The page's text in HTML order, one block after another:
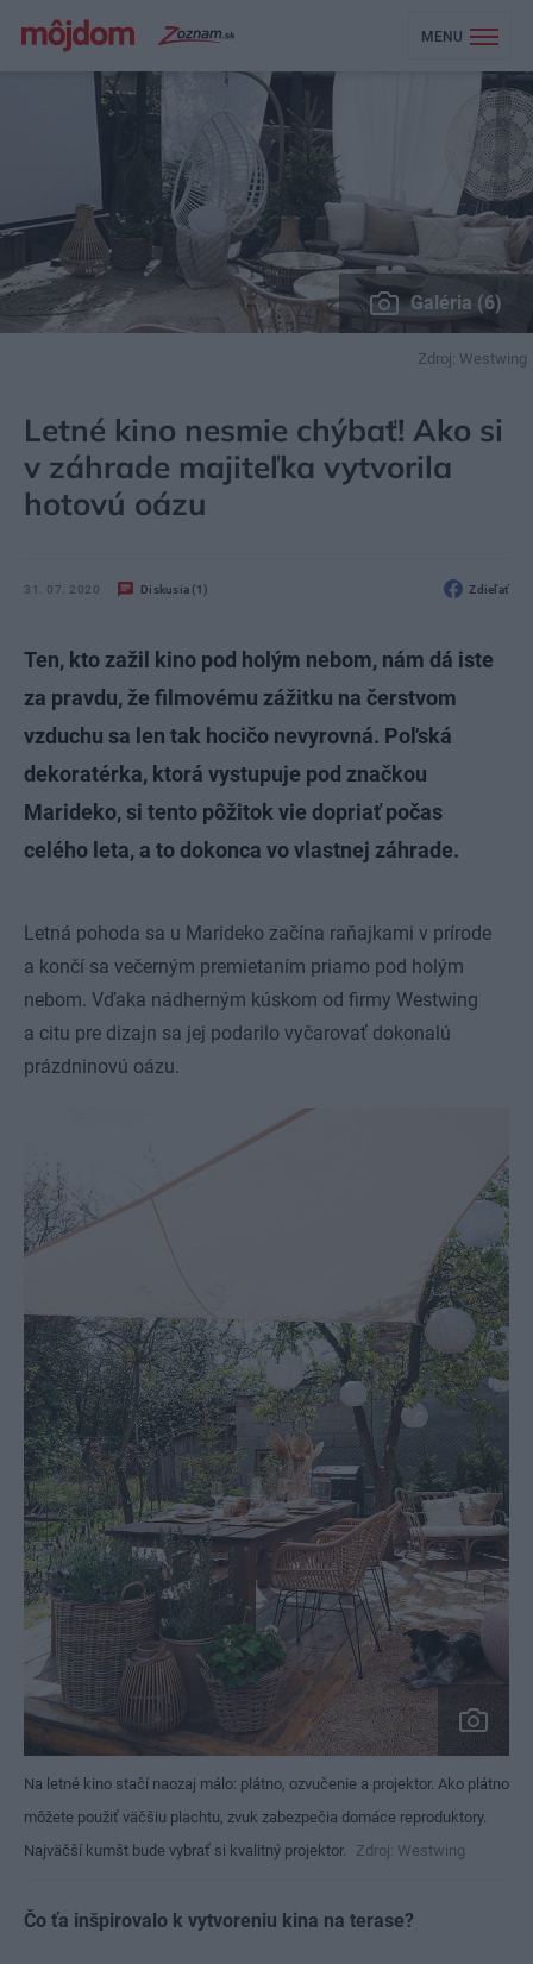
MENU
Galéria (6)
Zdroj: Westwing
Letné kino nesmie chýbať! Ako si
v záhrade majiteľka vytvorila
hotovú oázu
31. 07. 2020 Diskusia (1) Zdieľať
Ten, kto zažil kino pod holým nebom, nám dá iste
za pravdu, že filmovému zážitku na čerstvom
vzduchu sa len tak hocičo nevyrovná. Poľská
dekoratérka, ktorá vystupuje pod značkou
Marideko, si tento pôžitok vie dopriať počas
celého leta, a to dokonca vo vlastnej záhrade.
Letná pohoda sa u Marideko začína raňajkami v prírode
a končí sa večerným premietaním priamo pod holým
nebom. Vďaka nádherným kúskom od firmy Westwing
a citu pre dizajn sa jej podarilo vyčarovať dokonalú
prázdninovú oázu.
Na letné kino stačí naozaj málo: plátno, ozvučenie a projektor. Ako plátno
môžete použiť väčšiu plachtu, zvuk zabezpečia domáce reproduktory.
Najväčší kumšt bude vybrať si kvalitný projektor.
Zdroj: Westwing
Čo ťa inšpirovalo k vytvoreniu kina na terase?